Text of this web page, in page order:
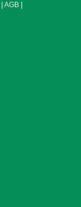
AGB